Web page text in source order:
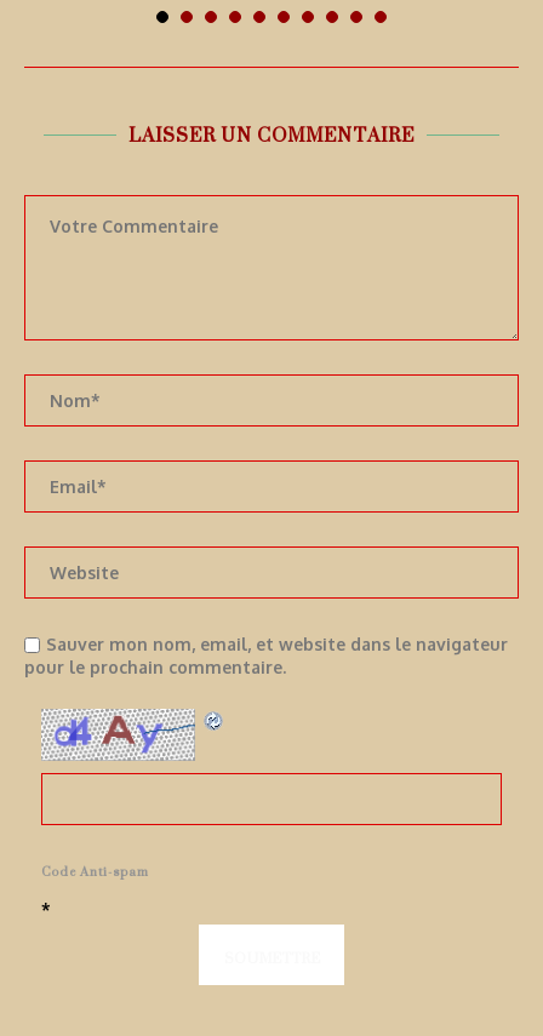
LAISSER UN COMMENTAIRE
Sauver mon nom, email, et website dans le navigateur
pour le prochain commentaire.
Code Anti-spam
*